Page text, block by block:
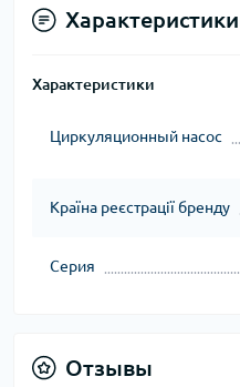
Характеристики
Характеристики
Циркуляционный насос
Країна реєстрації бренду
Серия
Отзывы